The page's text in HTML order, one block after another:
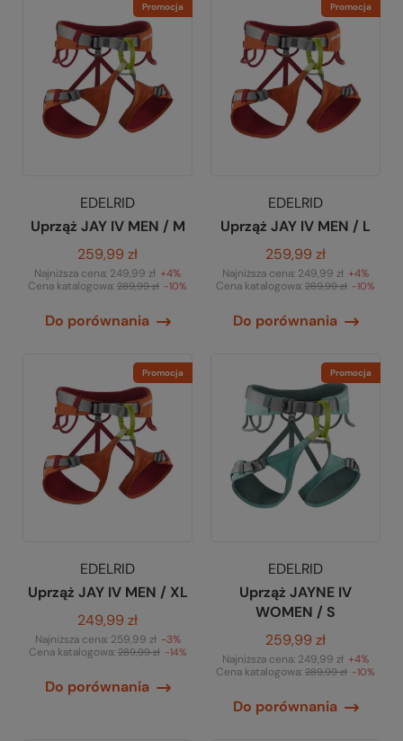
Promocja
EDELRID
Uprząż JAY IV MEN / M
259,99 zł
Najniższa cena: 249,99 zł +4%
Cena katalogowa: 289,99 zł -10%
Do porównania
Promocja
EDELRID
Uprząż JAY IV MEN / L
259,99 zł
Najniższa cena: 249,99 zł +4%
Cena katalogowa: 289,99 zł -10%
Do porównania
Promocja
EDELRID
Uprząż JAY IV MEN / XL
249,99 zł
Najniższa cena: 259,99 zł -3%
Cena katalogowa:289,99 zł -14%
Do porównania
Promocja
EDELRID
Uprząż JAYNE IV
WOMEN / S
259,99 zł
Najniższa cena: 249,99 zł +4%
Cena katalogowa: 289,99 zł -10%
Do porównania